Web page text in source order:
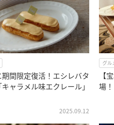
間限定復活！エシレバタ
ャラメル味エクレール」
2025.09.12
グル
【
場